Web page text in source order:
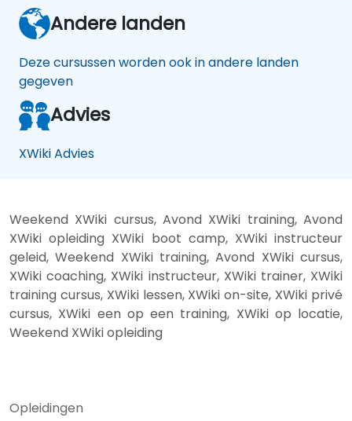
Andere landen
Deze cursussen worden ook in andere landen
gegeven
Advies
XWiki Advies
Weekend XWiki cursus, Avond XWiki training, Avond
XWiki opleiding XWiki boot camp, XWiki instructeur
geleid, Weekend XWiki training, Avond XWiki cursus,
XWiki coaching, XWiki instructeur, XWiki trainer, XWiki
training cursus, XWiki lessen, XWiki on-site, XWiki privé
cursus, XWiki een op een training, XWiki op locatie,
Weekend XWiki opleiding
Opleidingen